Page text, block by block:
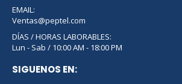
EMAIL:
Ventas@peptel.com
DÍAS / HORAS LABORABLES:
Lun - Sab / 10:00 AM - 18:00 PM
SIGUENOS EN: